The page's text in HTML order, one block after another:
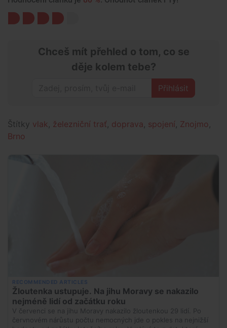
Chceš mít přehled o tom, co se
děje kolem tebe?
Přihlásit
Štítky vlak železniční trať doprava spojení Znojmo
Brno